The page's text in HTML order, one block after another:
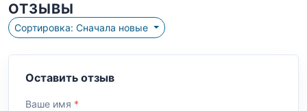
ОТЗЫВЫ
Сортировка: Сначала новые
Оставить отзыв
Ваше имя *